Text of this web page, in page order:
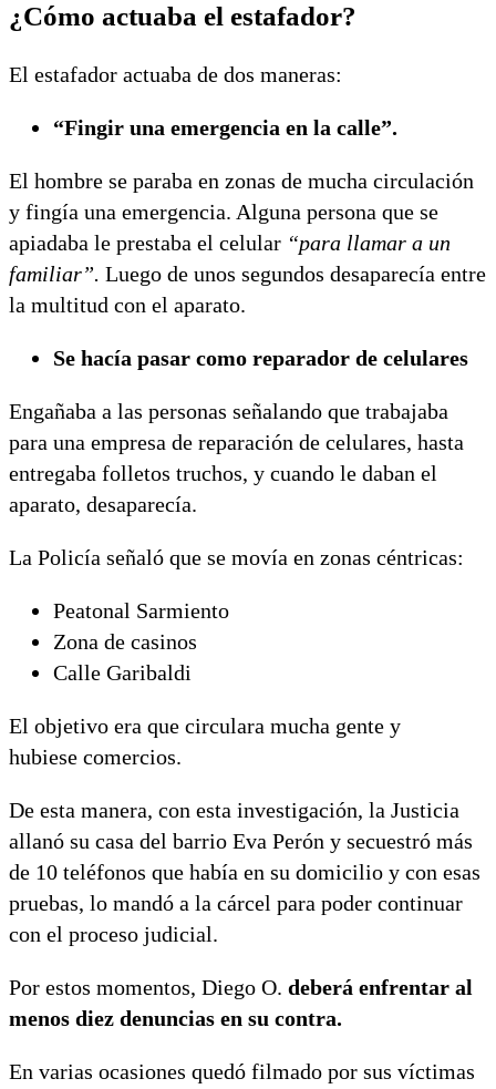
¿Cómo actuaba el estafador?
El estafador actuaba de dos maneras:
“Fingir una emergencia en la calle”.
El hombre se paraba en zonas de mucha circulación
y fingía una emergencia. Alguna persona que se
apiadaba le prestaba el celular “para llamar a un
familiar”. Luego de unos segundos desaparecía entre
la multitud con el aparato.
Se hacía pasar como reparador de celulares
Engañaba a las personas señalando que trabajaba
para una empresa de reparación de celulares, hasta
entregaba folletos truchos, y cuando le daban el
aparato, desaparecía.
La Policía señaló que se movía en zonas céntricas:
Peatonal Sarmiento
Zona de casinos
Calle Garibaldi
El objetivo era que circulara mucha gente y
hubiese comercios.
De esta manera, con esta investigación, la Justicia
allanó su casa del barrio Eva Perón y secuestró más
de 10 teléfonos que había en su domicilio y con esas
pruebas, lo mandó a la cárcel para poder continuar
con el proceso judicial.
Por estos momentos, Diego O. deberá enfrentar al
menos diez denuncias en su contra.
En varias ocasiones quedó filmado por sus víctimas